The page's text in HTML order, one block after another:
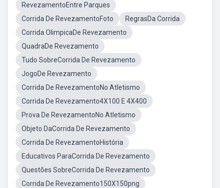
RevezamentoEntre Parques
Corrida De RevezamentoFoto
RegrasDa Corrida
Corrida OlimpicaDe Revezamento
QuadraDe Revezamento
Tudo SobreCorrida De Revezamento
JogoDe Revezamento
Corrida De RevezamentoNo Atletismo
Corrida De Revezamento4X100 E 4X400
Prova De RevezamentoNo Atletismo
Objeto DaCorrida De Revezamento
Corrida De RevezamentoHistória
Educativos ParaCorrida De Revezamento
Questões SobreCorrida De Revezamento
Corrida De Revezamento150X150png